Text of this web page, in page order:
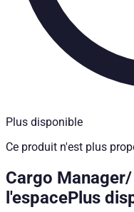
Ford Ranger
Mazda BT-50
Kategorien
Accessoires de Pick-
Plus disponible
Ce produit n'est plus
Cargo
l'espacePlus